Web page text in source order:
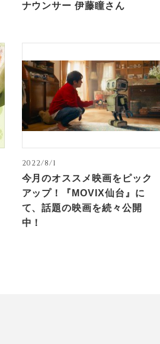
ナウンサー 伊藤瞳さん
2022/8/1
今月のオススメ映画をピック
アップ！『MOVIX仙台』に
て、話題の映画を続々公開
中！